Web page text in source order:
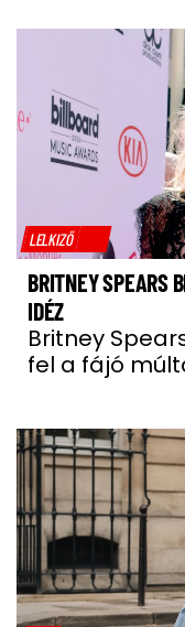
LELKIZŐ
BRITNEY SPEARS
IDÉZ
Britney
fel a fájó